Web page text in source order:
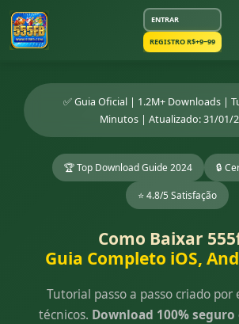
ENTRAR
REGISTRO R$+9~99
✅ Guia Oficial | 1.2M+ Downloads |
Minutos | Atualizado: 31/01/
🏆 Top Download Guide 2024 🔒
⭐ 4.8/5 Satisfação
Como Baixar
Guia Completo iOS,
Tutorial passo a passo criado por
técnicos. Download 100%